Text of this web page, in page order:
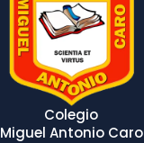
Colegio
Miguel Antonio Caro